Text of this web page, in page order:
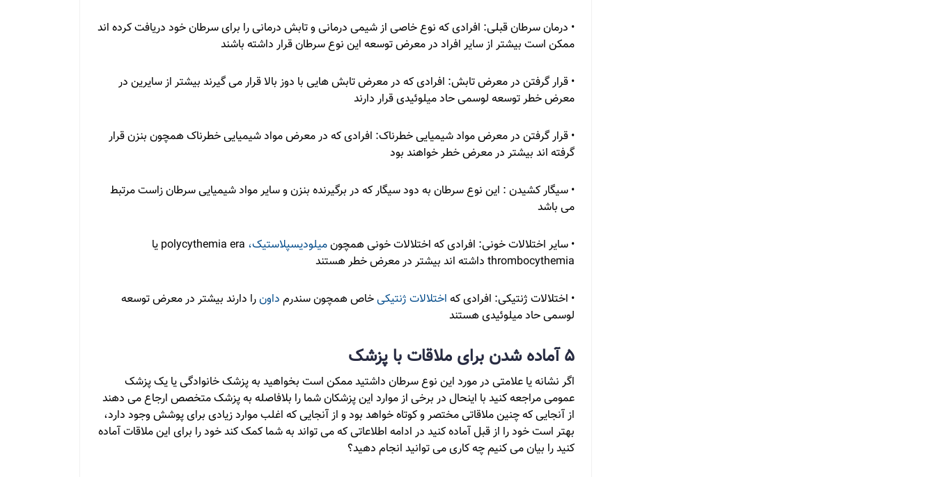
• درمان سرطان قبلی: افرادی که نوع خاصی از شیمی درمانی و تابش درمانی را برای سرطان خود دریافت کرده اند
ممکن است بیشتر از سایر افراد در معرض توسعه این نوع سرطان قرار داشته باشند
• قرار گرفتن در معرض تابش: افرادی که در معرض تابش هایی با دوز بالا قرار می گیرند بیشتر از سایرین در
معرض خطر توسعه لوسمی حاد میلوئیدی قرار دارند
• قرار گرفتن در معرض مواد شیمیایی خطرناک: افرادی که در معرض مواد شیمیایی خطرناک همچون بنزن قرار
گرفته اند بیشتر در معرض خطر خواهند بود
• سیگار کشیدن : این نوع سرطان به دود سیگار که در برگیرنده بنزن و سایر مواد شیمیایی سرطان زاست مرتبط
می باشد
• سایر اختلالات خونی: افرادی که اختلالات خونی همچونمیلودیسپلاستیک،
polycythemia era یا
thrombocythemia داشته اند بیشتر در معرض خطر هستند
• اختلالات ژنتیکی: افرادی که اختلالات ژنتیکیخاص همچون سندرم داونرا دارند بیشتر در معرض توسعه
لوسمی حاد میلوئیدی هستند
5 آماده شدن برای ملاقات با پزشک
اگر نشانه یا علامتی در مورد این نوع سرطان داشتید ممکن است بخواهید به پزشک خانوادگی یا یک پزشک
عمومی مراجعه کنید با اینحال در برخی از موارد این پزشکان شما را بلافاصله به پزشک متخصص ارجاع می دهند
از آنجایی که چنین ملاقاتی مختصر و کوتاه خواهد بود و از آنجایی که اغلب موارد زیادی برای پوشش وجود دارد،
بهتر است خود را از قبل آماده کنید در ادامه اطلاعاتی که می تواند به شما کمک کند خود را برای این ملاقات آماده
کنید را بیان می کنیم چه کاری می توانید انجام دهید؟